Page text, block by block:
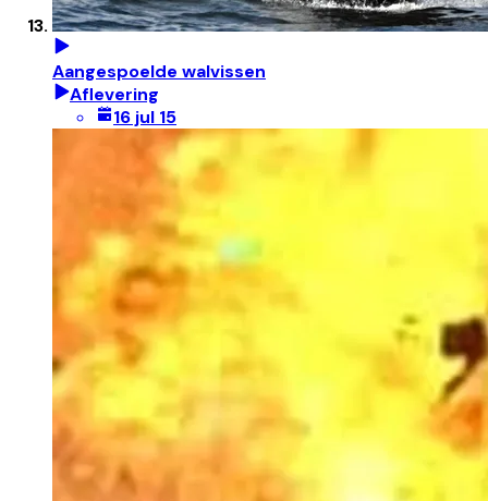
Aangespoelde walvissen
Aflevering
16 jul 15